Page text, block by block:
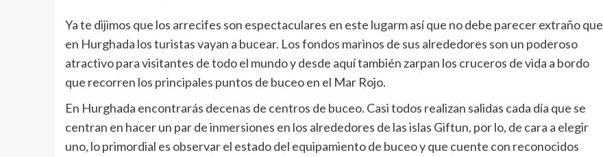
Ya te dijimos que los arrecifes son espectaculares en este lugarm así que no debe parecer extraño que
en Hurghada los turistas vayan a bucear. Los fondos marinos de sus alrededores son un poderoso
atractivo para visitantes de todo el mundo y desde aquí también zarpan los cruceros de vida a bordo
que recorren los principales puntos de buceo en el Mar Rojo.
En Hurghada encontrarás decenas de centros de buceo. Casi todos realizan salidas cada día que se
centran en hacer un par de inmersiones en los alrededores de las islas Giftun, por lo, de cara a elegir
uno, lo primordial es observar el estado del equipamiento de buceo y que cuente con reconocidos